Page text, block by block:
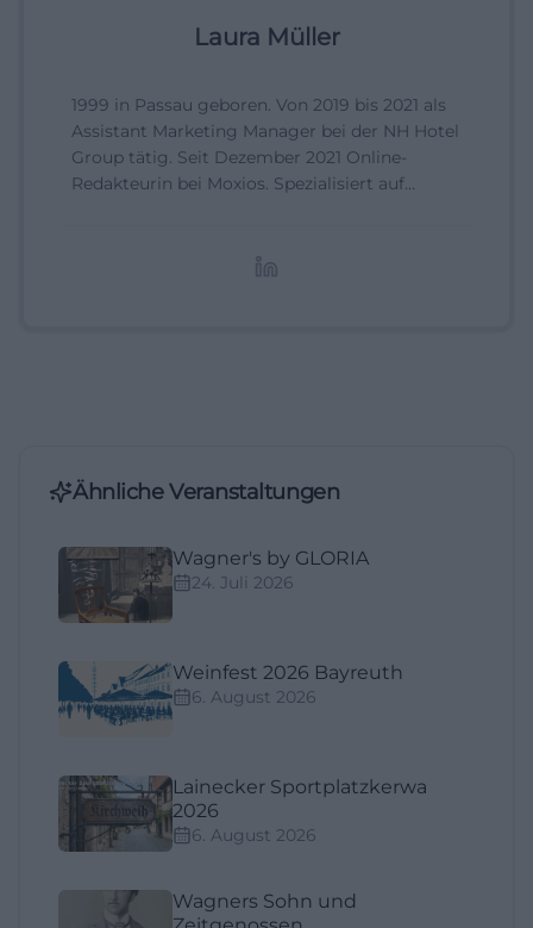
Laura Müller
1999 in Passau geboren. Von 2019 bis 2021 als
Assistant Marketing Manager bei der NH Hotel
Group tätig. Seit Dezember 2021 Online-
Redakteurin bei Moxios. Spezialisiert auf
Ähnliche Veranstaltungen
Wagner's by GLORIA
24. Juli 2026
Weinfest 2026 Bayreuth
6. August 2026
Lainecker Sportplatzkerwa
2026
6. August 2026
Wagners Sohn und